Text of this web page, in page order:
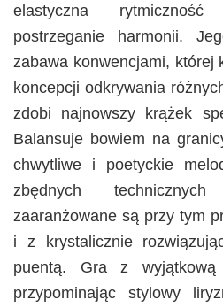
elastyczna
postrzeganie harmonii.
zabawa konwencjami, której
koncepcji odkrywania
zdobi najnowszy krążek
Balansuje bowiem na
chwytliwe i poetyckie
zbędnych
zaaranżowane są przy tym
i z krystalicznie
puentą. Gra z wyjątkową
przypominając stylowy